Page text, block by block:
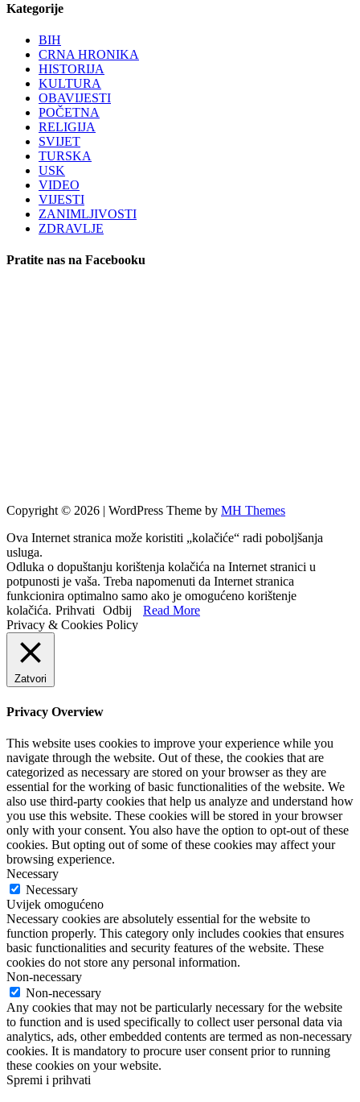
Kategorije
BIH
CRNA HRONIKA
HISTORIJA
KULTURA
OBAVIJESTI
POČETNA
RELIGIJA
SVIJET
TURSKA
USK
VIDEO
VIJESTI
ZANIMLJIVOSTI
ZDRAVLJE
Pratite nas na Facebooku
Copyright © 2026 | WordPress Theme by MH Themes
Ova Internet stranica može koristiti „kolačiće“ radi poboljšanja
usluga.
Odluka o dopuštanju korištenja kolačića na Internet stranici u
potpunosti je vaša. Treba napomenuti da Internet stranica
funkcionira optimalno samo ako je omogućeno korištenje
kolačića. Prihvati Odbij
Read More
Privacy & Cookies Policy
Zatvori
Privacy Overview
This website uses cookies to improve your experience while you
navigate through the website. Out of these, the cookies that are
categorized as necessary are stored on your browser as they are
essential for the working of basic functionalities of the website. We
also use third-party cookies that help us analyze and understand how
you use this website. These cookies will be stored in your browser
only with your consent. You also have the option to opt-out of these
cookies. But opting out of some of these cookies may affect your
browsing experience.
Necessary
Necessary
Uvijek omogućeno
Necessary cookies are absolutely essential for the website to
function properly. This category only includes cookies that ensures
basic functionalities and security features of the website. These
cookies do not store any personal information.
Non-necessary
Non-necessary
Any cookies that may not be particularly necessary for the website
to function and is used specifically to collect user personal data via
analytics, ads, other embedded contents are termed as non-necessary
cookies. It is mandatory to procure user consent prior to running
these cookies on your website.
Spremi i prihvati